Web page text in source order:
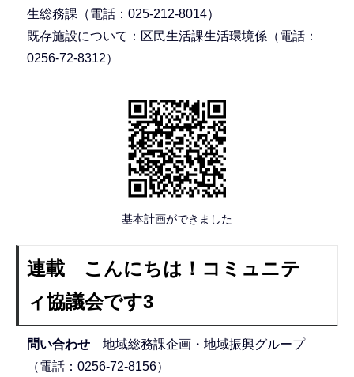
生総務課（電話：025-212-8014）
既存施設について：区民生活課生活環境係（電話：
0256-72-8312）
基本計画ができました
連載 こんにちは！コミュニテ
ィ協議会です3
問い合わせ地域総務課企画・地域振興グループ
（電話：0256-72-8156）